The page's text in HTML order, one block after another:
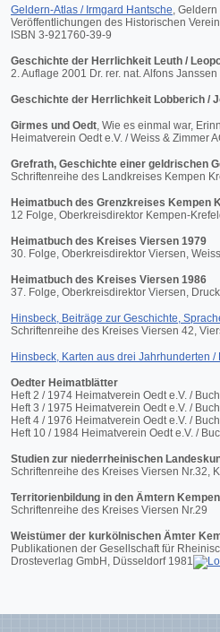
Geldern-Atlas / Irmgard Hantsche,
Veröffentlichungen des Historischen
ISBN 3-921760-39-9
Geschichte der Herrlichkeit Leuth /
2. Auflage 2001 Dr. rer. nat. Alfons
Geschichte der Herrlichkeit Lobberich /
Girmes und Oedt, Wie es einmal war,
Heimatverein Oedt e.V. / Weiss & Zimmer
Grefrath, Geschichte einer geldrischen
Schriftenreihe des Landkreises Kempen
Heimatbuch des Grenzkreises Kempen
12 Folge, Oberkreisdirektor Kempen-
Heimatbuch des Kreises Viersen 1979
30. Folge, Oberkreisdirektor Viersen,
Heimatbuch des Kreises Viersen 1986
37. Folge, Oberkreisdirektor Viersen,
Hinsbeck, Beiträge zur Geschichte,
Schriftenreihe des Kreises Viersen 42,
Hinsbeck, Karten aus drei Jahrhunderten /
Oedter Heimatblätter
Heft 2 / 1974 Heimatverein Oedt e.V. /
Heft 3 / 1975 Heimatverein Oedt e.V. /
Heft 4 / 1976 Heimatverein Oedt e.V. /
Heft 10 / 1984 Heimatverein Oedt e.V. /
Studien zur niederrheinischen
Schriftenreihe des Kreises Viersen Nr.32,
Territorienbildung in den Ämtern
Schriftenreihe des Kreises Viersen Nr.29
Weistümer der kurkölnischen Ämter
Publikationen der Gesellschaft für
Drosteverlag GmbH, Düsseldorf 1981